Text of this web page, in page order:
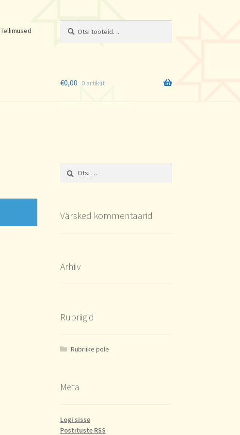
Tellimused
€0,00 0 artiklit
Otsi:
Värsked kommentaarid
Arhiiv
Rubriigid
Rubriike pole
Meta
Logi sisse
Postituste RSS